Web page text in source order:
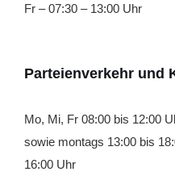
Fr – 07:30 – 13:00 Uhr
Parteienverkehr und
Mo, Mi, Fr 08:00 bis 12:00
sowie montags 13:00 bis
16:00 Uhr